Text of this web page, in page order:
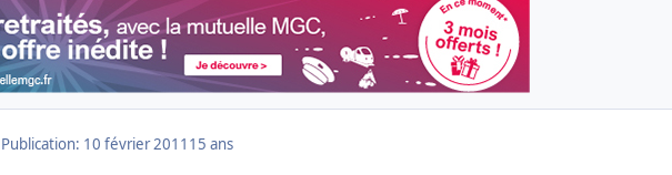
Publication: 10 février 2011 15 ans